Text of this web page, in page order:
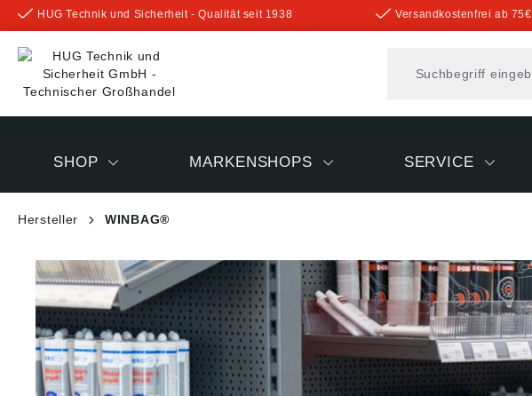
springen
HUG Technik und Sicherheit - Qualität seit 1938 Versandkostenfrei ab 75€
SHOP MARKENSHOPS SERVICE
Hersteller WINBAG®